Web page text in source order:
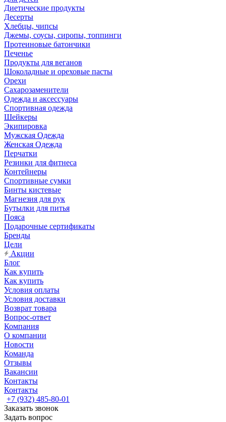
Диетические продукты
Десерты
Хлебцы, чипсы
Джемы, соусы, сиропы, топпинги
Протеиновые батончики
Печенье
Продукты для веганов
Шоколадные и ореховые пасты
Орехи
Сахарозаменители
Одежда и аксессуары
Спортивная одежда
Шейкеры
Экипировка
Мужская Одежда
Женская Одежда
Перчатки
Резинки для фитнеса
Контейнеры
Спортивные сумки
Бинты кистевые
Магнезия для рук
Бутылки для питья
Пояса
Подарочные сертификаты
Бренды
Цели
Акции
Блог
Как купить
Как купить
Условия оплаты
Условия доставки
Возврат товара
Вопрос-ответ
Компания
О компании
Новости
Команда
Отзывы
Вакансии
Контакты
Контакты
+7 (932) 485-80-01
Заказать звонок
Задать вопрос